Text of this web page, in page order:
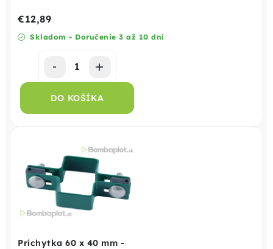
Skladom - Doručenie 3 až 10 dní
€12,89
DO KOŠÍKA
Príchytka 60 x 40 mm -